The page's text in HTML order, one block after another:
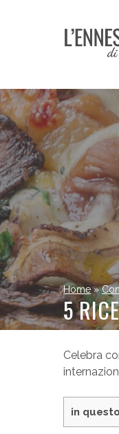
Home»
5
Celebra
in